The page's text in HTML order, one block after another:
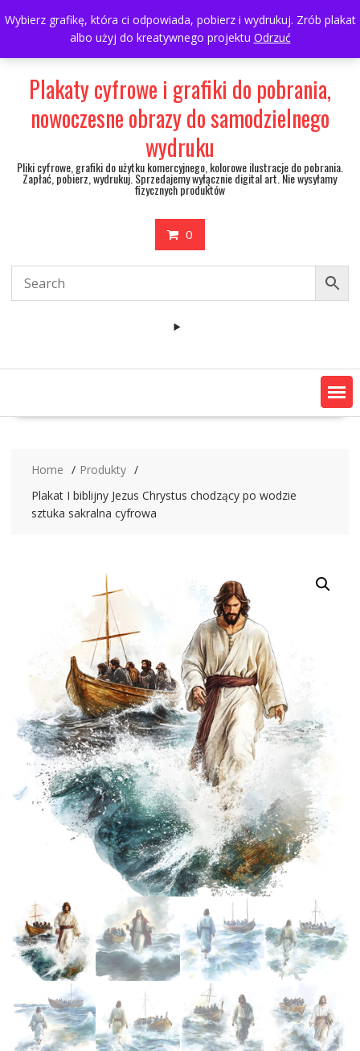
Wybierz grafikę, która ci odpowiada, pobierz i wydrukuj. Zrób plakat
albo użyj do kreatywnego projektu Odrzuć
to
697063361
walulik@gmail.com
My Account
Plakaty cyfrowe i grafiki do pobrania,
nowoczesne obrazy do samodzielnego
wydruku
Pliki cyfrowe, grafiki do użytku komercyjnego, kolorowe ilustracje do pobrania.
Zapłać, pobierz, wydrukuj. Sprzedajemy wyłącznie digital art. Nie wysyłamy
fizycznych produktów
0
Home
Produkty
Plakat I biblijny Jezus Chrystus chodzący po wodzie
sztuka sakralna cyfrowa